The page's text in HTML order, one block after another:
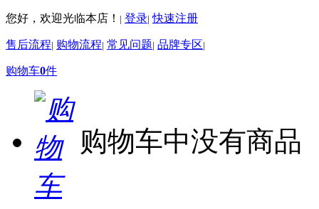
您好，欢迎光临本店！ | 登录| 快速注册
售后流程| 购物流程| 常见问题| 品牌专区|
购物车0件
购物车中没有商品